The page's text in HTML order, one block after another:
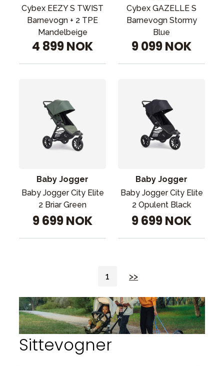
Cybex EEZY S TWIST
Barnevogn + 2 TPE
Mandelbeige
4 899 NOK
Cybex GAZELLE S
Barnevogn Stormy
Blue
9 099 NOK
Baby Jogger
Baby Jogger City Elite
2 Briar Green
9 699 NOK
Baby Jogger
Baby Jogger City Elite
2 Opulent Black
9 699 NOK
1 >>
Sittevogner